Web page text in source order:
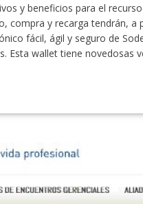
y beneficios para el
compra y recarga tendrán,
fácil, ágil y seguro de
Esta wallet tiene novedosas